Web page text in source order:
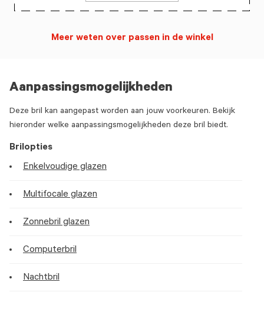
Aanpassingsmogelijkheden
Deze bril kan aangepast worden aan jouw voorkeuren. Bekijk
hieronder welke aanpassingsmogelijkheden deze bril biedt.
Brilopties
Enkelvoudige glazen
Multifocale glazen
Zonnebril glazen
Computerbril
Nachtbril
Meer weten over passen in de winkel